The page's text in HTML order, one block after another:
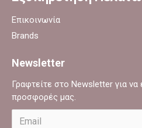
Επικοινωνία
Brands
Newsletter
Γραφτείτε στο Newsletter για να
προσφορές μας.